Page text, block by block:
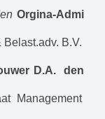
Orgina-Admi
Belast.adv. B.V.
D.A. den
Management